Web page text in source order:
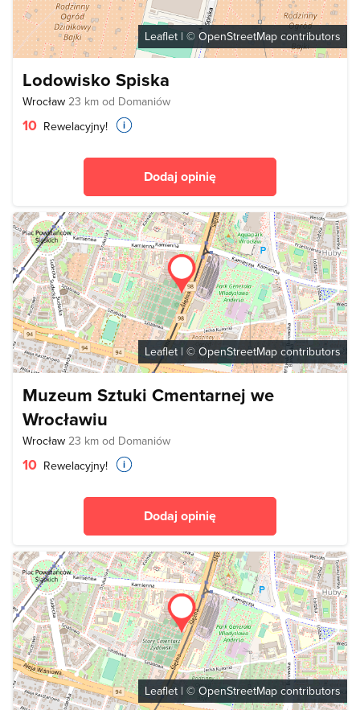
Leaflet | © OpenStreetMap contributors
Lodowisko Spiska
Wrocław 23 km od Domaniów
10 Rewelacyjny!
Dodaj opinię
Leaflet | © OpenStreetMap contributors
Muzeum Sztuki Cmentarnej we
Wrocławiu
Wrocław 23 km od Domaniów
10 Rewelacyjny!
Dodaj opinię
Leaflet | © OpenStreetMap contributors